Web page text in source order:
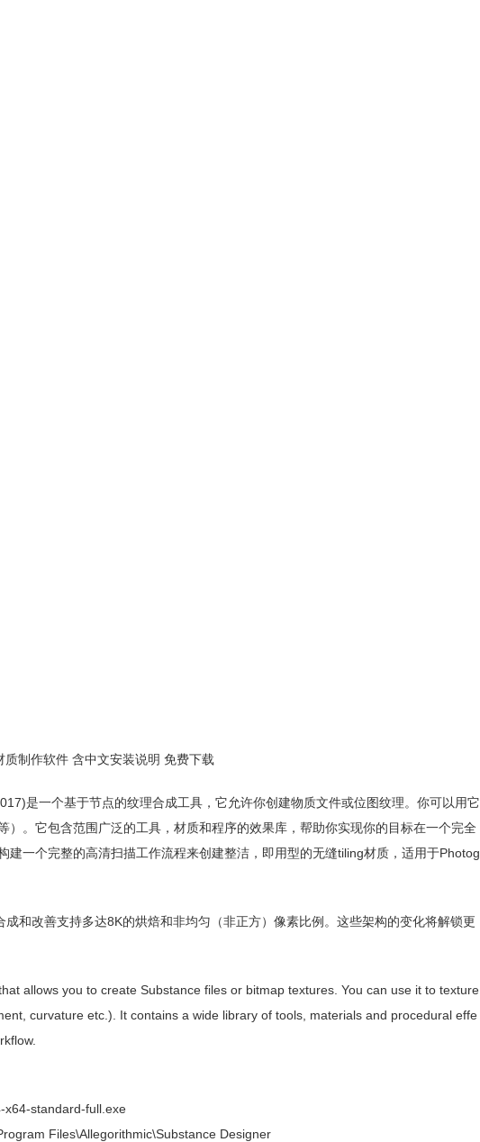
制作软件 含中文安装说明 免费下载
是一个基于节点的纹理合成工具，它允许你创建物质文件或位图纹理。你可以用它
。它包含范围广泛的工具，材质和程序的效果库，帮助你实现你的目标在一个完全
一个完整的高清扫描工作流程来创建整洁，即用型的无缝tiling材质，适用于Photog
和改善支持多达8K的烘焙和非均匀（非正方）像素比例。这些架构的变化将解锁更
allows you to create Substance files or bitmap textures. You can use it to texture
curvature etc.). It contains a wide library of tools, materials and procedural effe
x64-standard-full.exe
Files\Allegorithmic\Substance Designer